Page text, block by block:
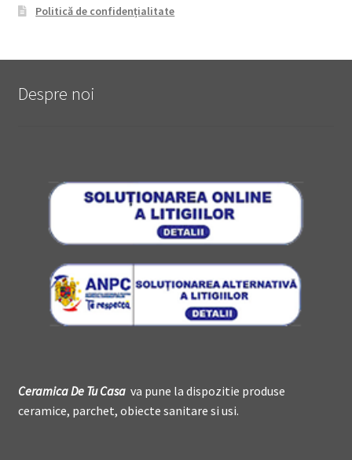
Politică de confidențialitate
Despre noi
Ceramica DeTu Casava pune la dispozitie produse
ceramice, parchet, obiecte sanitare si usi.